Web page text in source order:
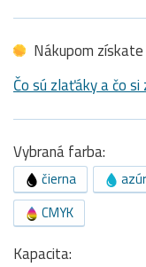
Nákupom získate
Čo sú zlaťáky a čo
Vybraná farba:
čierna
CMYK
Kapacita: